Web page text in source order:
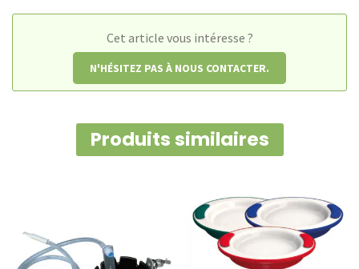
Cet article vous intéresse ?
N'HÉSITEZ PAS À NOUS CONTACTER.
Produits similaires